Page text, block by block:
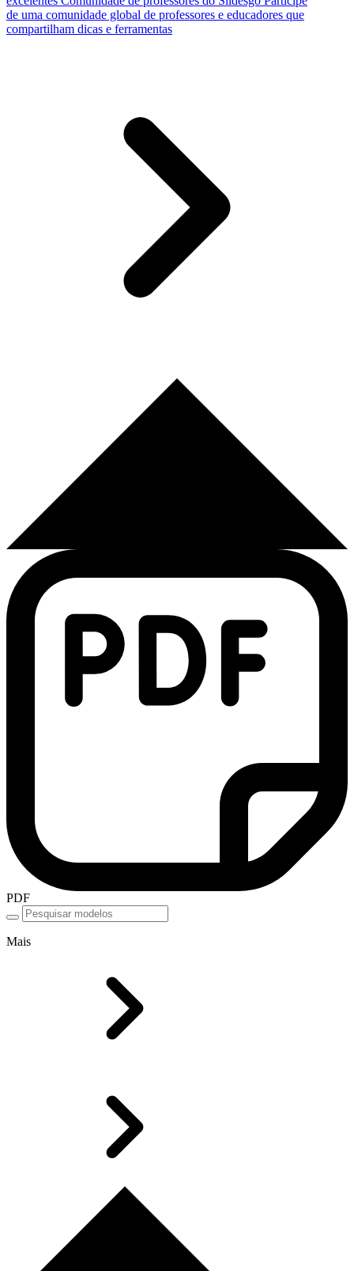
de uma comunidade global de professores e educadores que
compartilham dicas e ferramentas
PDF
Mais